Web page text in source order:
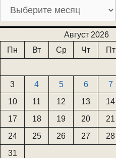
Август 2026
Пн
Вт Ср Чт Пт
3
4 5 6 7
10
11 12 13 14
17
18 19 20 21
24
25 26 27 28
31